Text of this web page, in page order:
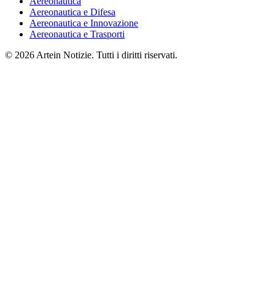
Aereonautica e Difesa
Aereonautica e Innovazione
Aereonautica e Trasporti
© 2026 Artein Notizie. Tutti i diritti riservati.